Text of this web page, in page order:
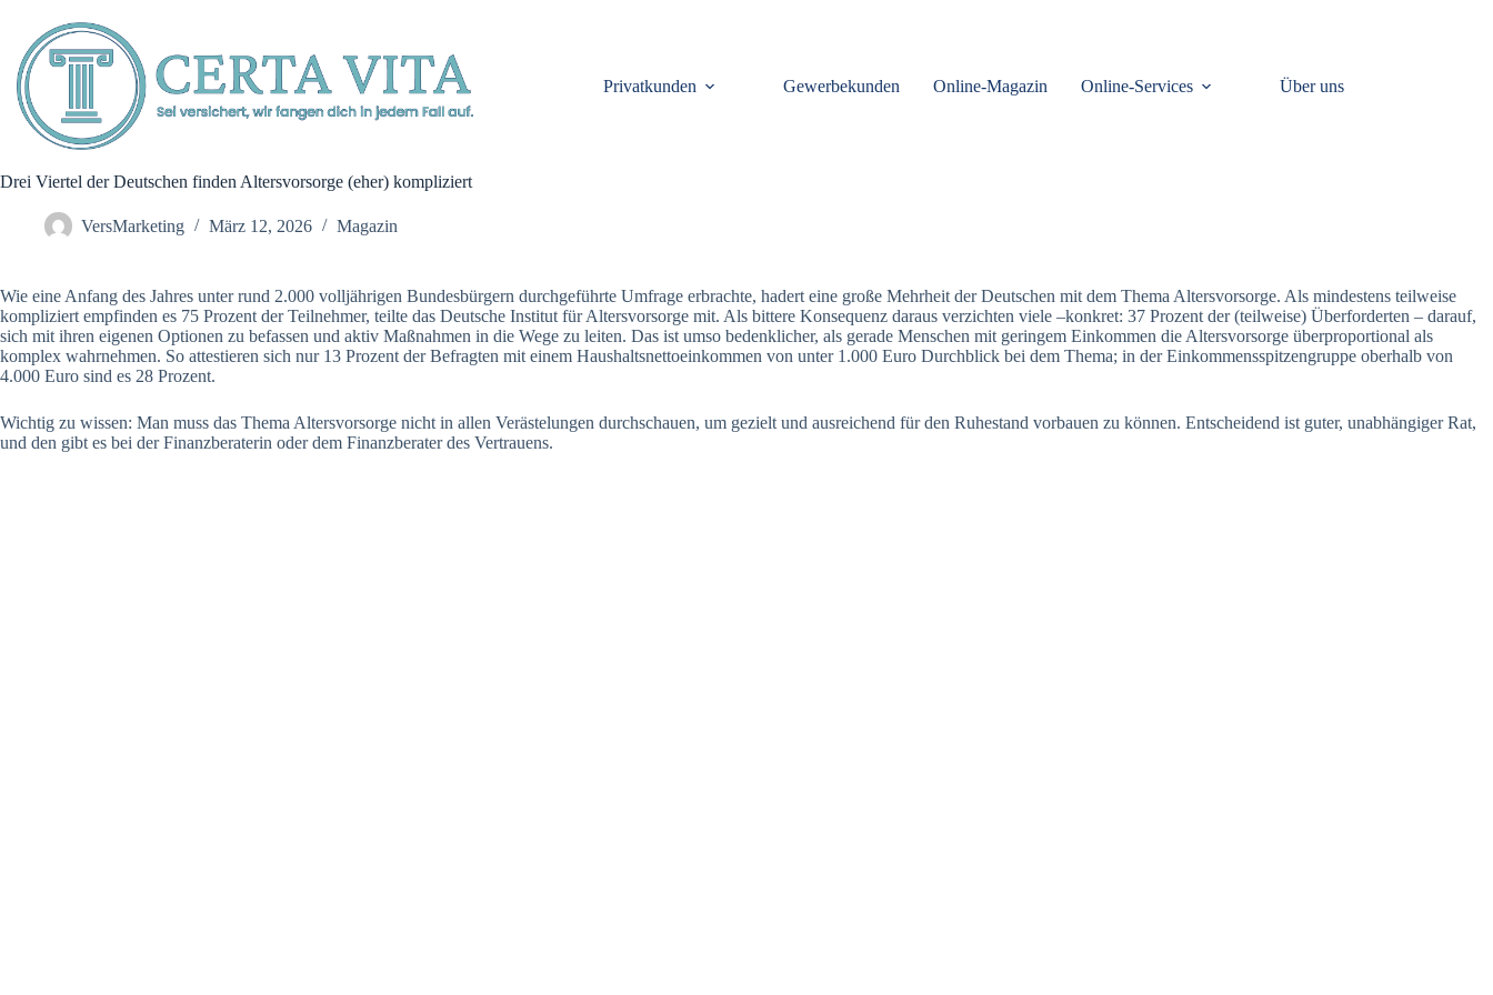
springen
Privatkunden
Gewerbekunden Online-Magazin Online-Services Über uns
Drei Viertel der Deutschen finden Altersvorsorge (eher) kompliziert
VersMarketing März 12, 2026 Magazin
Wie eine Anfang des Jahres unter rund 2.000 volljährigen Bundesbürgern durchgeführte Umfrage erbrachte, hadert eine große Mehrheit der Deutschen mit dem Thema Altersvorsorge. Als mindestens teilweise
kompliziert empfinden es 75 Prozent der Teilnehmer, teilte das Deutsche Institut für Altersvorsorge mit. Als bittere Konsequenz daraus verzichten viele –konkret: 37 Prozent der (teilweise) Überforderten – darauf,
sich mit ihren eigenen Optionen zu befassen und aktiv Maßnahmen in die Wege zu leiten. Das ist umso bedenklicher, als gerade Menschen mit geringem Einkommen die Altersvorsorge überproportional als
komplex wahrnehmen. So attestieren sich nur 13 Prozent der Befragten mit einem Haushaltsnettoeinkommen von unter 1.000 Euro Durchblick bei dem Thema; in der Einkommensspitzengruppe oberhalb von
4.000 Euro sind es 28 Prozent.
Wichtig zu wissen: Man muss das Thema Altersvorsorge nicht in allen Verästelungen durchschauen, um gezielt und ausreichend für den Ruhestand vorbauen zu können. Entscheidend ist guter, unabhängiger Rat,
und den gibt es bei der Finanzberaterin oder dem Finanzberater des Vertrauens.